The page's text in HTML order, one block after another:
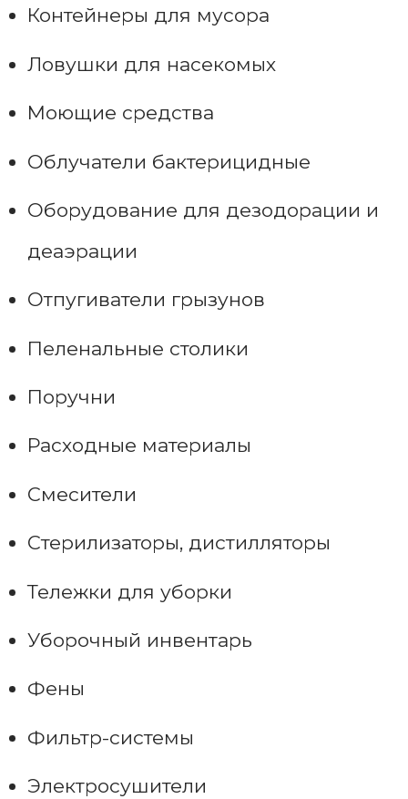
Контейнеры для мусора
Ловушки для насекомых
Моющие средства
Облучатели бактерицидные
Оборудование для дезодорации и
деаэрации
Отпугиватели грызунов
Пеленальные столики
Поручни
Расходные материалы
Смесители
Стерилизаторы, дистилляторы
Тележки для уборки
Уборочный инвентарь
Фены
Фильтр-системы
Электросушители